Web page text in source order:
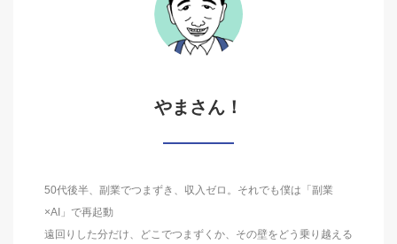
やまさん！
50代後半、副業でつまずき、収入ゼロ。それでも僕は「副業
×AI」で再起動
遠回りした分だけ、どこでつまずくか、その壁をどう乗り越える